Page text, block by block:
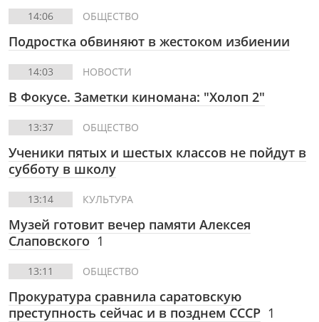
14:06 ОБЩЕСТВО
Подростка обвиняют в жестоком избиении
14:03 НОВОСТИ
В Фокусе. Заметки киномана: "Холоп 2"
13:37 ОБЩЕСТВО
Ученики пятых и шестых классов не пойдут в
субботу в школу
13:14 КУЛЬТУРА
Музей готовит вечер памяти Алексея
Слаповского 1
13:11 ОБЩЕСТВО
Прокуратура сравнила саратовскую
преступность сейчас и в позднем СССР 1